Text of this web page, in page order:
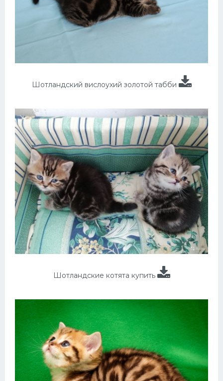
Шотландский вислоухий золотой табби
Шотландские котята купить